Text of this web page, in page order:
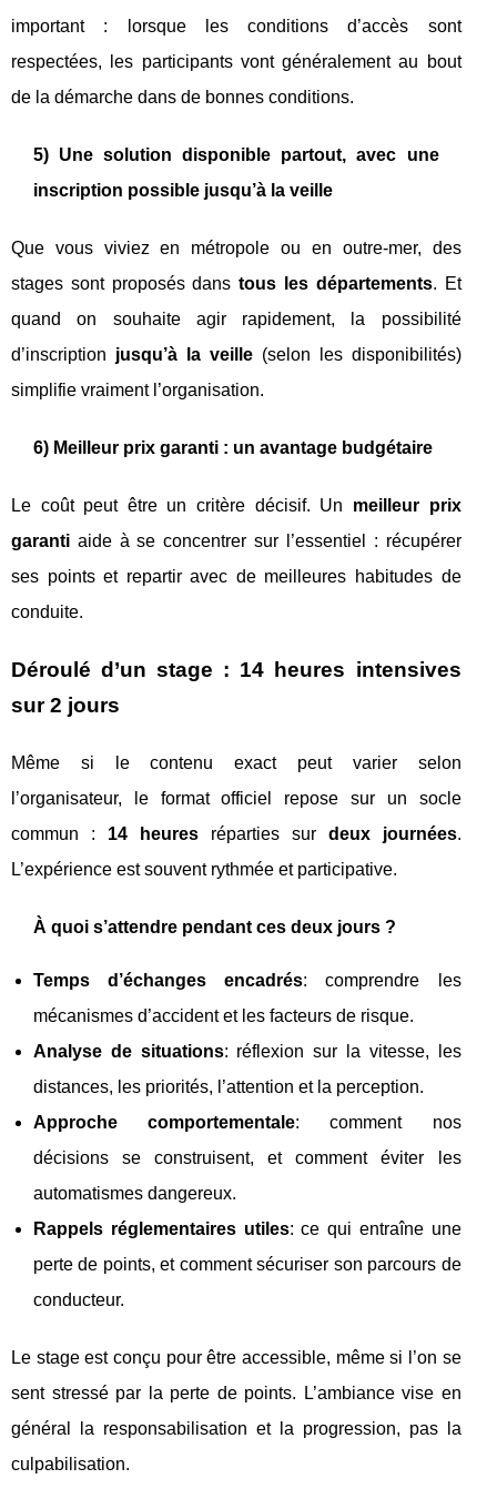
important : lorsque les conditions d’accès sont
respectées, les participants vont généralement au bout
de la démarche dans de bonnes conditions.
5) Une solution disponible partout, avec une
inscription possible jusqu’à la veille
Que vous viviez en métropole ou en outre-mer, des
stages sont proposés danstous les départements. Et
quand on souhaite agir rapidement, la possibilité
d’inscription jusqu’à la veille(selon les disponibilités)
simplifie vraiment l’organisation.
6) Meilleur prix garanti : un avantage budgétaire
Le coût peut être un critère décisif. Un meilleur prix
garanti aide à se concentrer sur l’essentiel : récupérer
ses points et repartir avec de meilleures habitudes de
conduite.
Déroulé d’un stage : 14 heures intensives
sur 2 jours
Même si le contenu exact peut varier selon
l’organisateur, le format officiel repose sur un socle
commun : 14 heuresréparties sur deux journées.
L’expérience est souvent rythmée et participative.
À quoi s’attendre pendant ces deux jours ?
Temps d’échanges encadrés: comprendre les
mécanismes d’accident et les facteurs de risque.
Analyse de situations: réflexion sur la vitesse, les
distances, les priorités, l’attention et la perception.
Approche comportementale: comment nos
décisions se construisent, et comment éviter les
automatismes dangereux.
Rappels réglementaires utiles: ce qui entraîne une
perte de points, et comment sécuriser son parcours de
conducteur.
Le stage est conçu pour être accessible, même si l’on se
sent stressé par la perte de points. L’ambiance vise en
général la responsabilisation et la progression, pas la
culpabilisation.